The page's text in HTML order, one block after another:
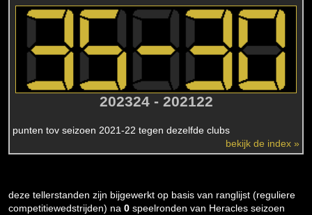
202324 - 202122
punten tov seizoen 2021-22 tegen dezelfde clubs
bekijk de index »
deze tellerstanden zijn bijgewerkt op basis van ranglijst (reguliere
competitiewedstrijden) na 0 speelronden van Heracles seizoen